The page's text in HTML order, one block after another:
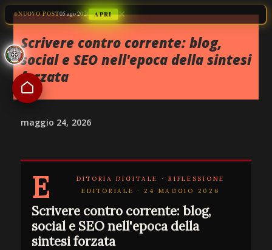
Passa ai contenuti principali
Scrivere contro corrente: blog,
social e SEO nell'epoca della sintesi
forzata
maggio 24, 2026
E
DITORIA DIGITALE · RIFLESSIONE
EDITORIALE · 24 MAGGIO 2026
Scrivere contro corrente: blog,
social e SEO nell'epoca della
sintesi forzata
NUOVO POST05 ago 2026 APRI ✕